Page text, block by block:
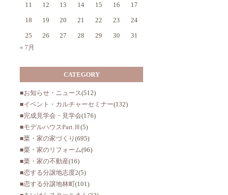
11 12 13 14 15 16 17
18 19 20 21 22 23 24
25 26 27 28 29 30
31
« 7月
CATEGORY
■お知らせ・ニュース(512)
■イベント・カルチャーセミナー(132)
■完成見学会・見学会(176)
■モデルハウスPart.Ⅲ (5)
■栗・家の家づくり (695)
■栗・家のリフォーム(96)
■栗・家の不動産(16)
■恋する分譲地志度2(5)
■恋する分譲地林町(101)